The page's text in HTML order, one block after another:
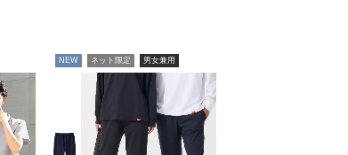
NEW ネット限定 男女兼用